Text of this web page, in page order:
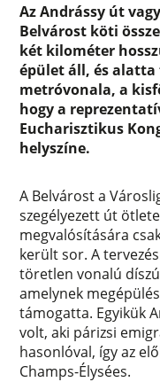
Az Andrássy út
Belvárost köti
két kilométer
épület áll, és
metróvonala, a
hogy a
Eucharisztikus
helyszíne.
A Belvárost a
szegélyezett út
megvalósítására
került sor. A
töretlen vonalú
amelynek
támogatta. Egyikük
volt, aki párizsi
hasonlóval, így az
Champs-Élysées.